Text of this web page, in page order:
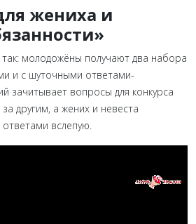
жениха и
так: молодожёны получают два набора
и с шуточными ответами-
зачитывает вопросы для конкурса
другим, а жених и невеста
вслепую.